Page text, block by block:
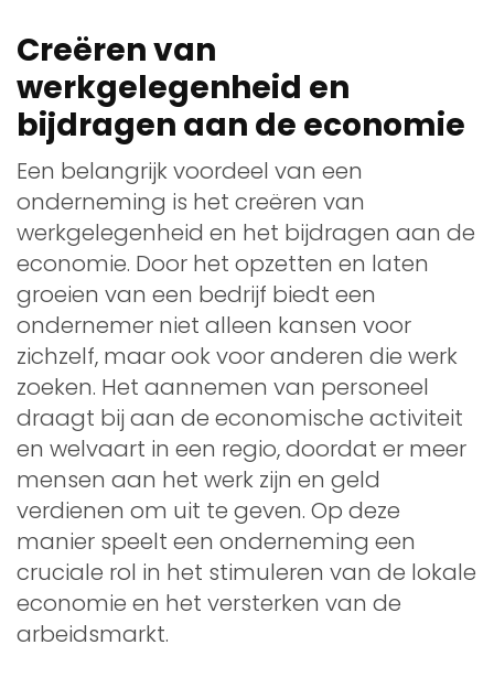
Creëren van
werkgelegenheid en
bijdragen aan de economie
Een belangrijk voordeel van een
onderneming is het creëren van
werkgelegenheid en het bijdragen aan de
economie. Door het opzetten en laten
groeien van een bedrijf biedt een
ondernemer niet alleen kansen voor
zichzelf, maar ook voor anderen die werk
zoeken. Het aannemen van personeel
draagt bij aan de economische activiteit
en welvaart in een regio, doordat er meer
mensen aan het werk zijn en geld
verdienen om uit te geven. Op deze
manier speelt een onderneming een
cruciale rol in het stimuleren van de lokale
economie en het versterken van de
arbeidsmarkt.